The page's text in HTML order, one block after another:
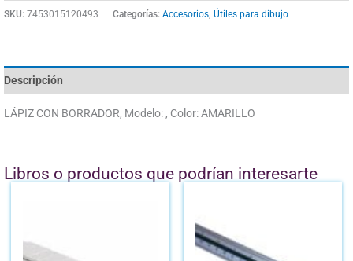
SKU: 7453015120493 Categorías: Accesorios, Útiles para dibujo
Descripción
LÁPIZ CON BORRADOR, Modelo: , Color: AMARILLO
Libros o productos que podrían interesarte